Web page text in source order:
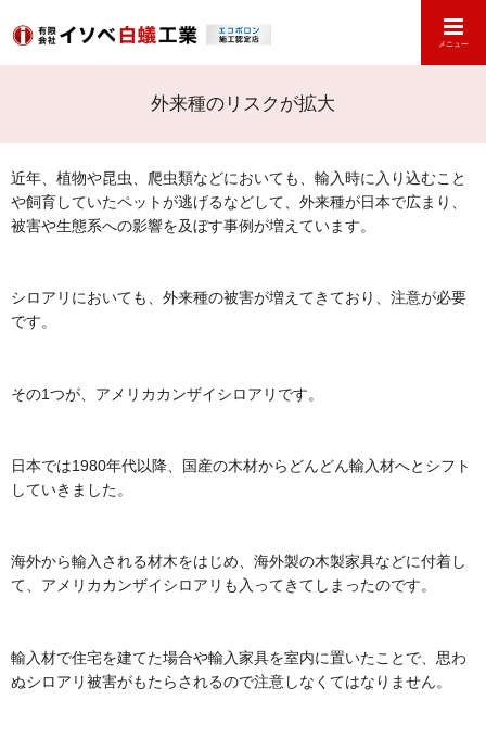
メニュー
外来種のリスクが拡大
近年、植物や昆虫、爬虫類などにおいても、輸入時に入り込むこと
や飼育していたペットが逃げるなどして、外来種が日本で広まり、
被害や生態系への影響を及ぼす事例が増えています。
シロアリにおいても、外来種の被害が増えてきており、注意が必要
です。
その1つが、アメリカカンザイシロアリです。
日本では1980年代以降、国産の木材からどんどん輸入材へとシフト
していきました。
海外から輸入される材木をはじめ、海外製の木製家具などに付着し
て、アメリカカンザイシロアリも入ってきてしまったのです。
輸入材で住宅を建てた場合や輸入家具を室内に置いたことで、思わ
ぬシロアリ被害がもたらされるので注意しなくてはなりません。